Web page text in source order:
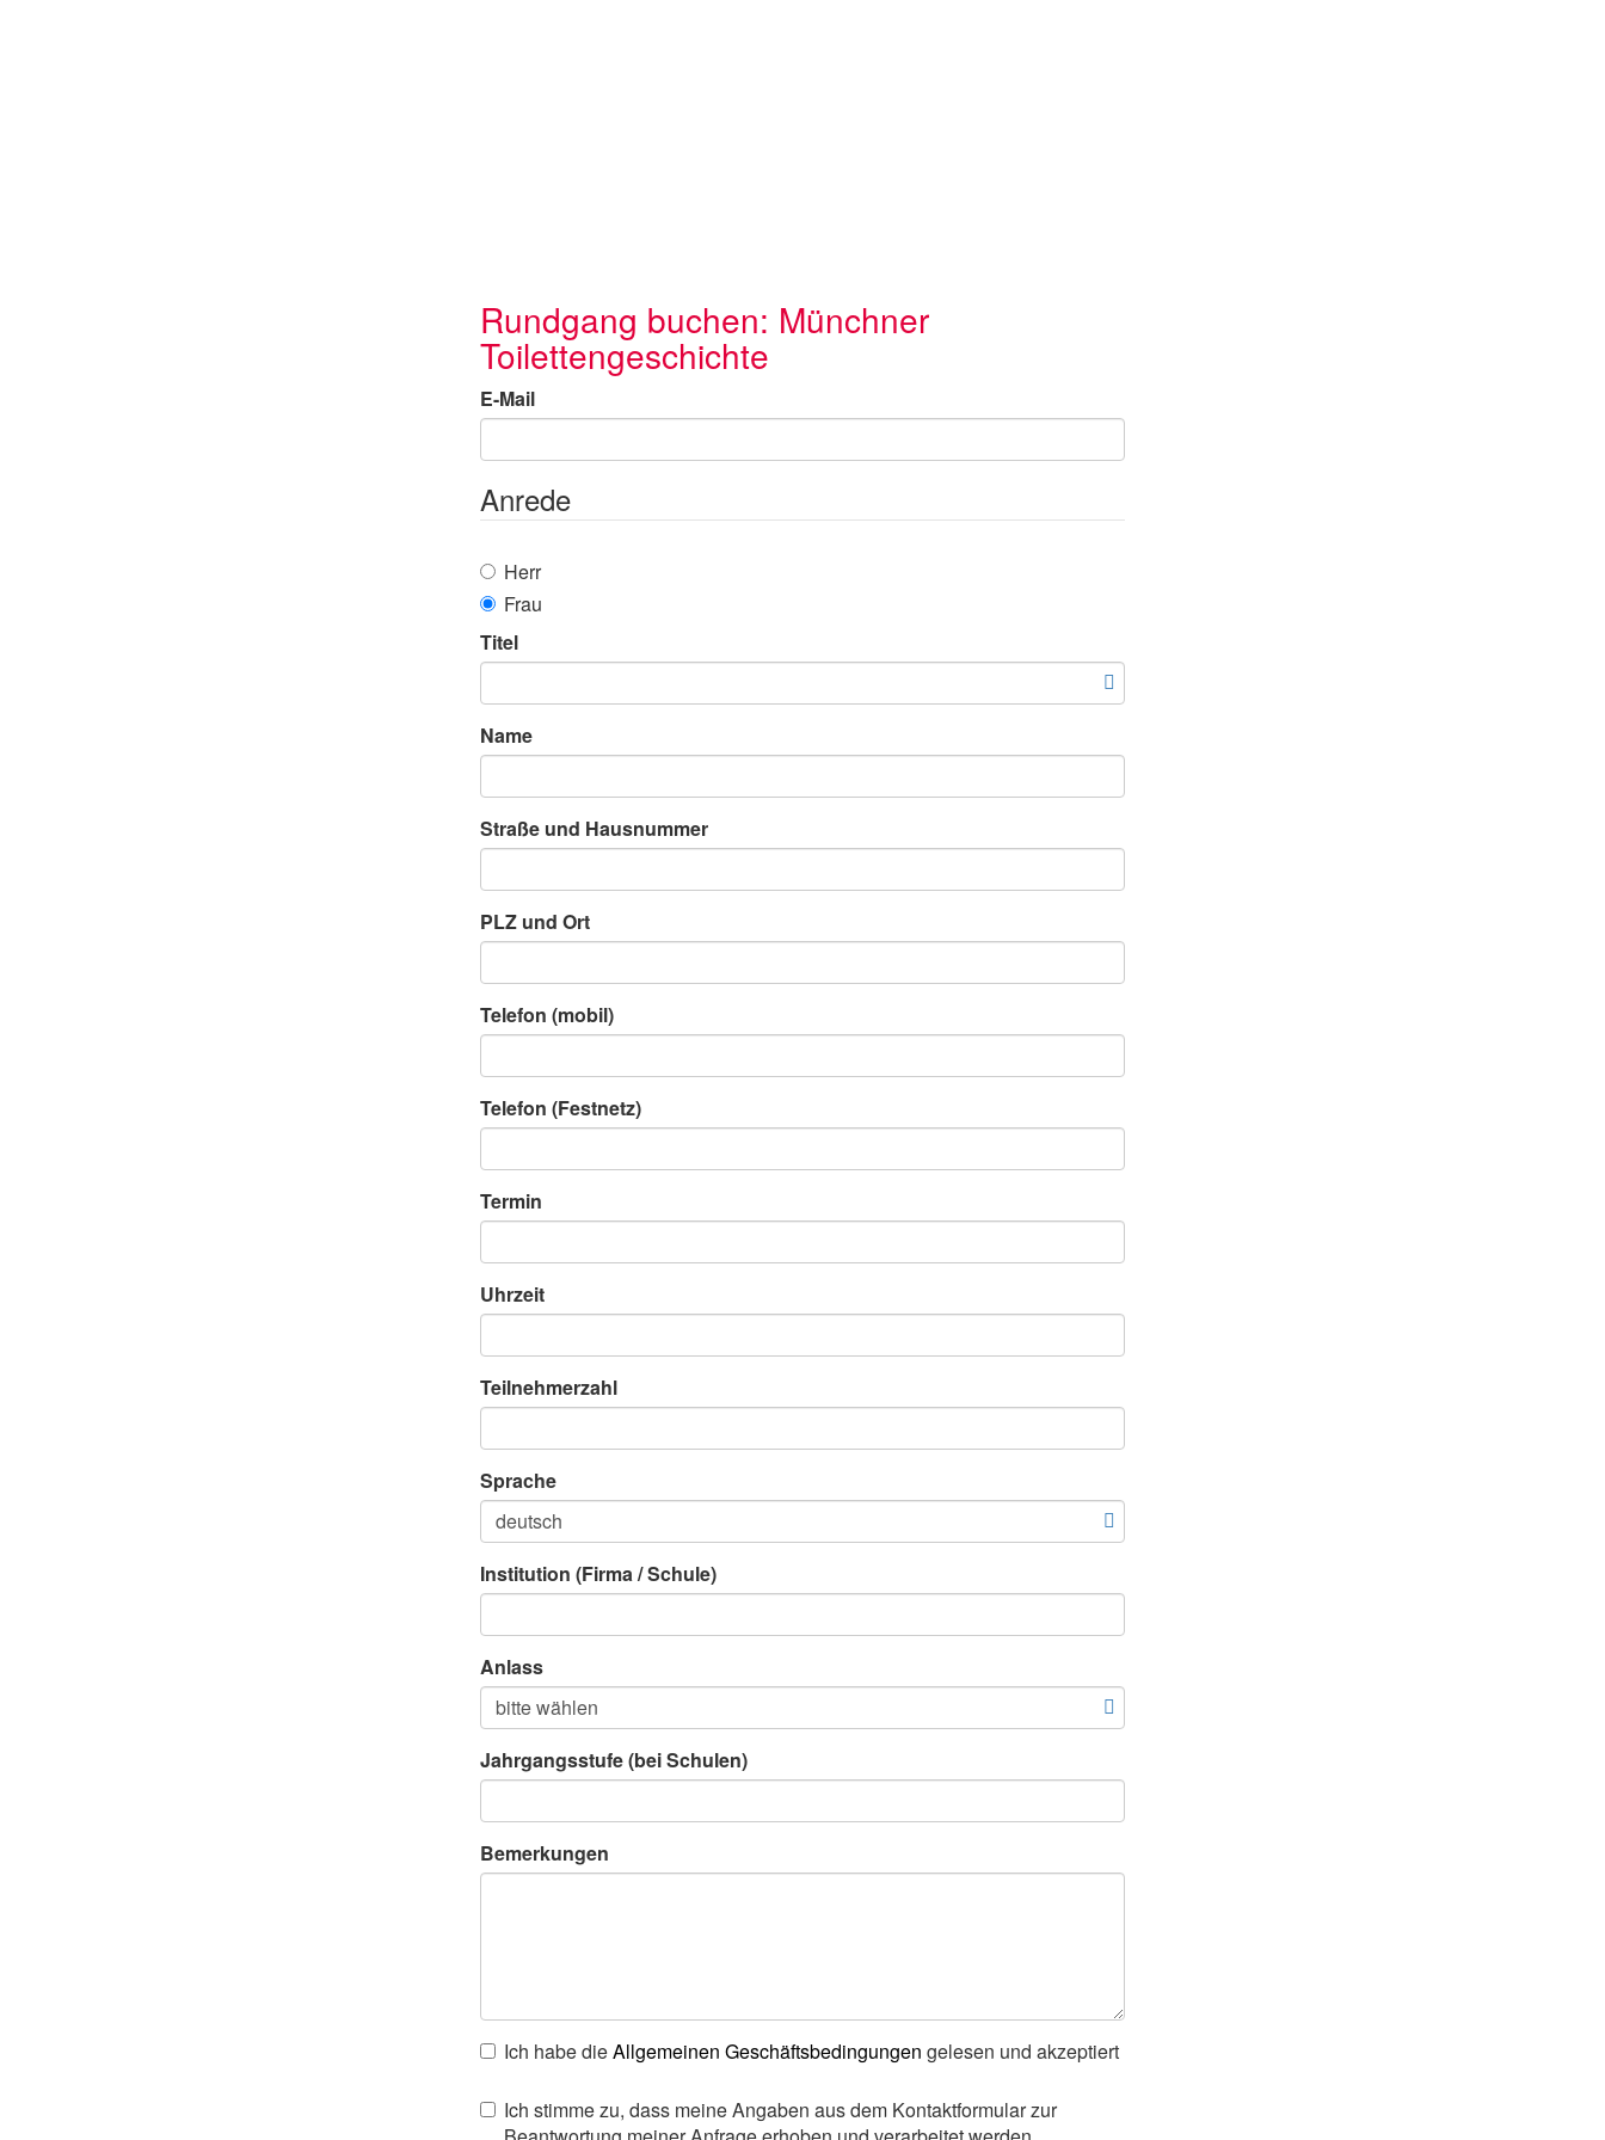
Rundgang buchen: Münchner
Toilettengeschichte
E-Mail
Anrede
Herr
Frau
Titel
Name
Straße und Hausnummer
PLZ und Ort
Telefon (mobil)
Telefon (Festnetz)
Termin
Uhrzeit
Teilnehmerzahl
Sprache
Institution (Firma / Schule)
Anlass
Jahrgangsstufe (bei Schulen)
Bemerkungen
Ich habe dieAllgemeinen Geschäftsbedingungen gelesen und akzeptiert
Ich stimme zu, dass meine Angaben aus dem Kontaktformular zur